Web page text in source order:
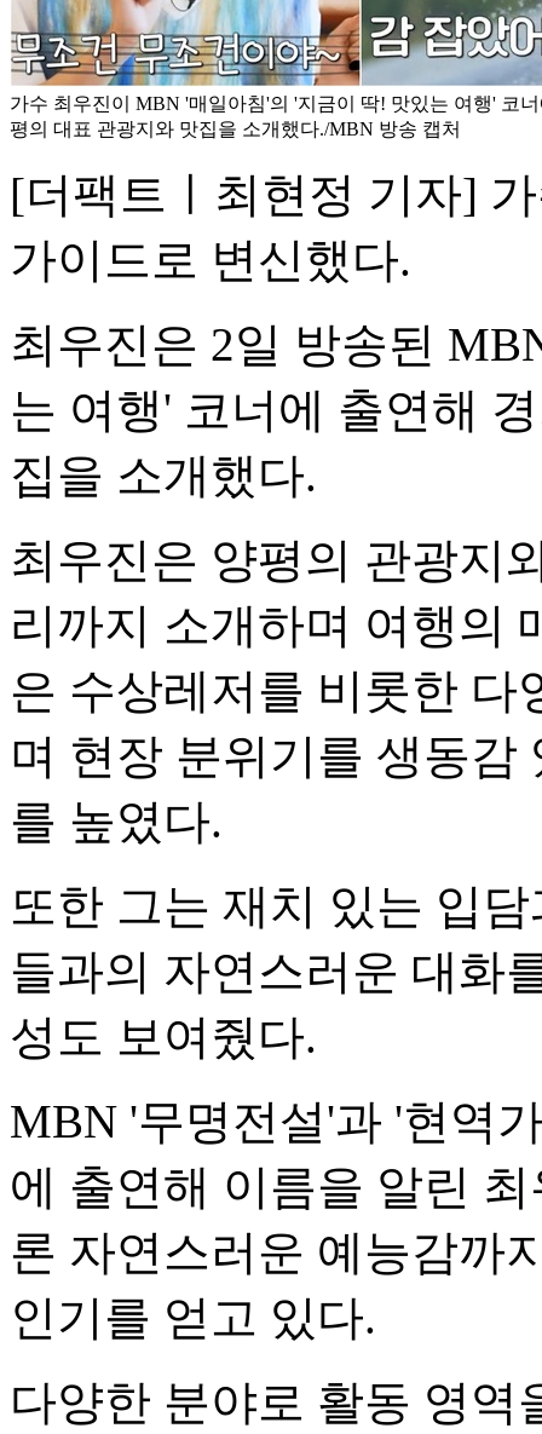
가수 최우진이 MBN '매일아침'의 '지금이 딱! 맛있는 여행' 코
평의 대표 관광지와 맛집을 소개했다./MBN 방송 캡처
[더팩트ㅣ최현정 기자]
가이드로 변신했다.
최우진은 2일 방송된
는 여행' 코너에 출연해
집을 소개했다.
최우진은 양평의 관광지
리까지 소개하며 여행의
은 수상레저를 비롯한 다
며 현장 분위기를 생동감
를 높였다.
또한 그는 재치 있는 입
들과의 자연스러운 대화
성도 보여줬다.
MBN '무명전설'과 '현역
에 출연해 이름을 알린
론 자연스러운 예능감까
인기를 얻고 있다.
다양한 분야로 활동 영역